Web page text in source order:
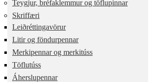
Teygjur, bréfaklemmur og töflupinnar
Skriffæri
Leiðréttingavörur
Litir og föndurpennar
Merkipennar og merkitúss
Töflutúss
Áherslupennar